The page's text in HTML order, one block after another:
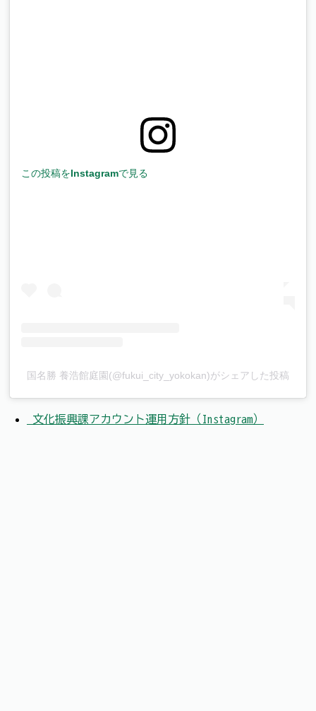
この投稿をInstagramで見る
国名勝 養浩館庭園(@fukui_city_yokokan)がシェアした投稿
文化振興課アカウント運用方針（Instagram）